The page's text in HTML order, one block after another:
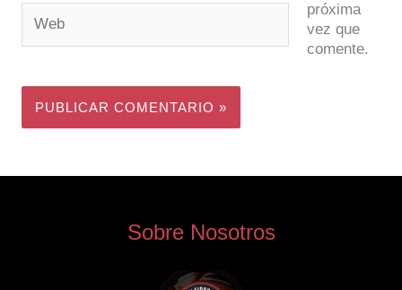
próxima
vez que
comente.
Sobre Nosotros